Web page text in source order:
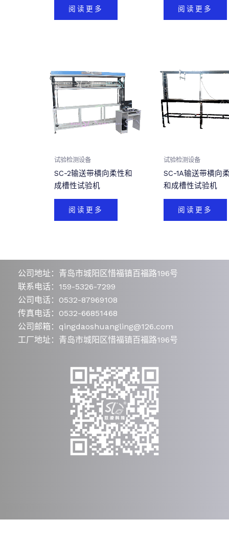
阅读更多 阅读更多
试验检测设备
SC-2输送带横向柔性和
成槽性试验机
阅读更多
试验检测设备
SC-1A输送带横向
和成槽性试验机
阅读更多
公司地址：青岛市城阳区惜福镇百福路196号
联系电话：159-5326-7299
公司电话：0532-87969108
传真电话：0532-66851468
公司邮箱：qingdaoshuangling@126.com
工厂地址：青岛市城阳区惜福镇百福路196号